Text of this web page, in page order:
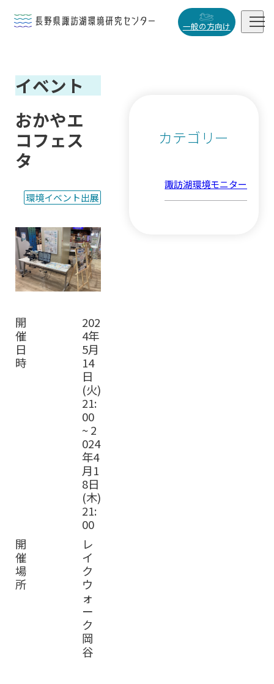
小


研究活動

データベース

一般の方向け 
イベント
おかやエ
コフェス
タ
環境イベント出展
開
催
日
時
202
4年
5月
14
日
(火)
21:
00
~2
024
年4
月1
8日
(木)
21:
00
開
催
場
所
レ
イ
ク
ウ
ォ
ー
ク
岡
谷
カテゴリー
諏訪湖環境モニター